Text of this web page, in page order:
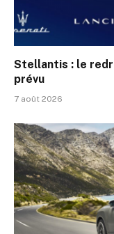
Stellantis : le
prévu
7 août 2026